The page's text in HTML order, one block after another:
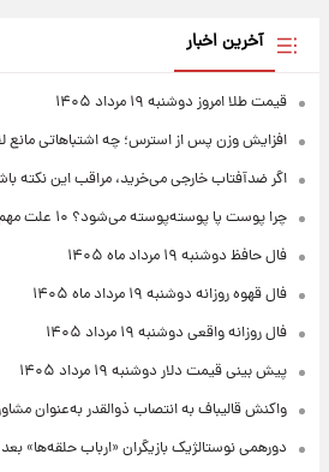
آخرین اخبار
قیمت طلا امروز دوشنبه ۱۹ مرداد ۱۴۰۵
افزایش وزن پس از استرس؛ چه اشتباهاتی مانع
اگر ضدآفتاب خارجی می‌خرید، مراقب این نکته
چرا پوست پا پوسته‌پوسته می‌شود؟ ۱۰ علت مهم را بشناسید
فال حافظ دوشنبه ۱۹ مرداد ماه ۱۴۰۵
فال قهوه روزانه دوشنبه ۱۹ مرداد ماه ۱۴۰۵
فال روزانه واقعی دوشنبه ۱۹ مرداد ۱۴۰۵
پیش‌ بینی قیمت دلار دوشنبه ۱۹ مرداد ۱۴۰۵
واکنش قالیباف به انتصاب ذوالقدر به‌عنوان
دورهمی نوستالژیک بازیگران «ارباب حلقه‌ها» بعد از ۲۳ سال +